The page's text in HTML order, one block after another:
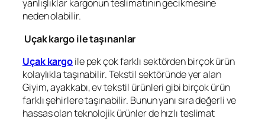
yanlışlıklar kargonun teslimatının gecikmesine
neden olabilir.
Uçak kargo ile taşınanlar
Uçak kargoile pek çok farklı sektörden birçok ürün
kolaylıkla taşınabilir. Tekstil sektöründe yer alan
Giyim, ayakkabı, ev tekstil ürünleri gibi birçok ürün
farklı şehirlere taşınabilir. Bunun yanı sıra değerli ve
hassas olan teknolojik ürünler de hızlı teslimat